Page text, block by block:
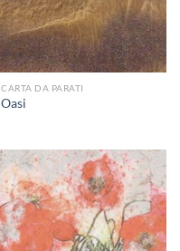
CARTA DA PARATI
Oasi